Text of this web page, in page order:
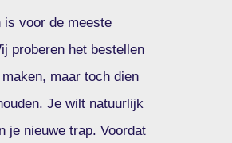
is voor de meeste
proberen het bestellen
maar toch dien
Je wilt natuurlijk
je nieuwe trap. Voordat